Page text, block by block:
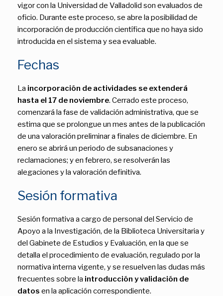
vigor con la Universidad de Valladolid son evaluados de
oficio. Durante este proceso, se abre la posibilidad de
incorporación de producción científica que no haya sido
introducida en el sistema y sea evaluable.
Fechas
La incorporación de actividades se extenderá
hasta el 17 de noviembre. Cerrado este proceso,
comenzará la fase de validación administrativa, que se
estima que se prolongue un mes antes de la publicación
de una valoración preliminar a finales de diciembre. En
enero se abrirá un periodo de subsanaciones y
reclamaciones; y en febrero, se resolverán las
alegaciones y la valoración definitiva.
Sesión formativa
Sesión formativa a cargo de personal del Servicio de
Apoyo a la Investigación, de la Biblioteca Universitaria y
del Gabinete de Estudios y Evaluación, en la que se
detalla el procedimiento de evaluación, regulado por la
normativa interna vigente, y se resuelven las dudas más
frecuentes sobre la introducción y validación de
datos en la aplicación correspondiente.